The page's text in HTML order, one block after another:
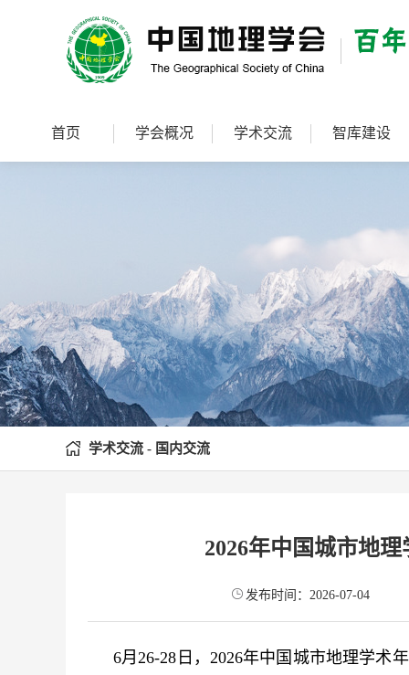
首页 学会概况 学术交流 智库建设
学术交流 - 国内交流
2026年中国城市地
发布时间：2026-07-04
6月26-28日，2026年中国城市地理学术